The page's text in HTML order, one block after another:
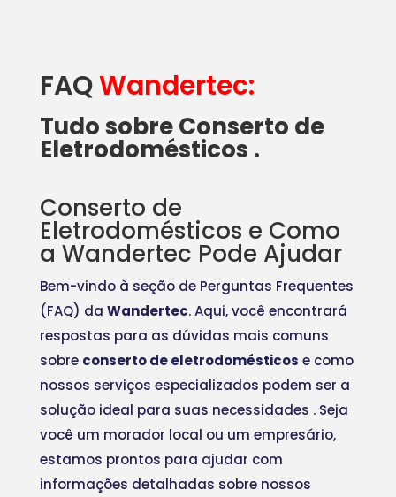
FAQWandertec:
Tudo sobre Conserto de
Eletrodomésticos .
Conserto de
Eletrodomésticos e Como
a Wandertec Pode Ajudar
Bem-vindo à seção de Perguntas Frequentes
(FAQ) da Wandertec. Aqui, você encontrará
respostas para as dúvidas mais comuns
sobre conserto de eletrodomésticos e como
nossos serviços especializados podem ser a
solução ideal para suas necessidades . Seja
você um morador local ou um empresário,
estamos prontos para ajudar com
informações detalhadas sobre nossos